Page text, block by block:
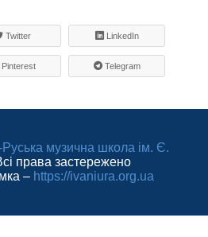
Twitter LinkedIn
Telegram
Руська музична школа ім. Є.
права застережено
– https://ivaniura.org.ua